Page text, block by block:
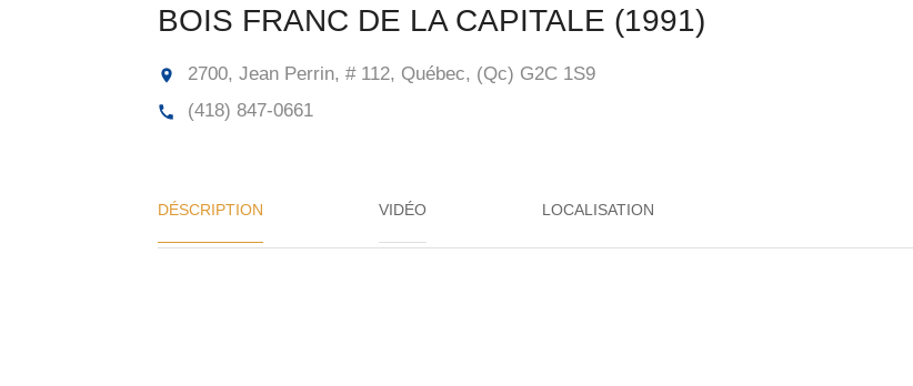
BOIS FRANC DE LA CAPITALE (1991)
2700, Jean Perrin, # 112, Québec, (Qc) G2C 1S9
(418) 847-0661
DÉSCRIPTION VIDÉO